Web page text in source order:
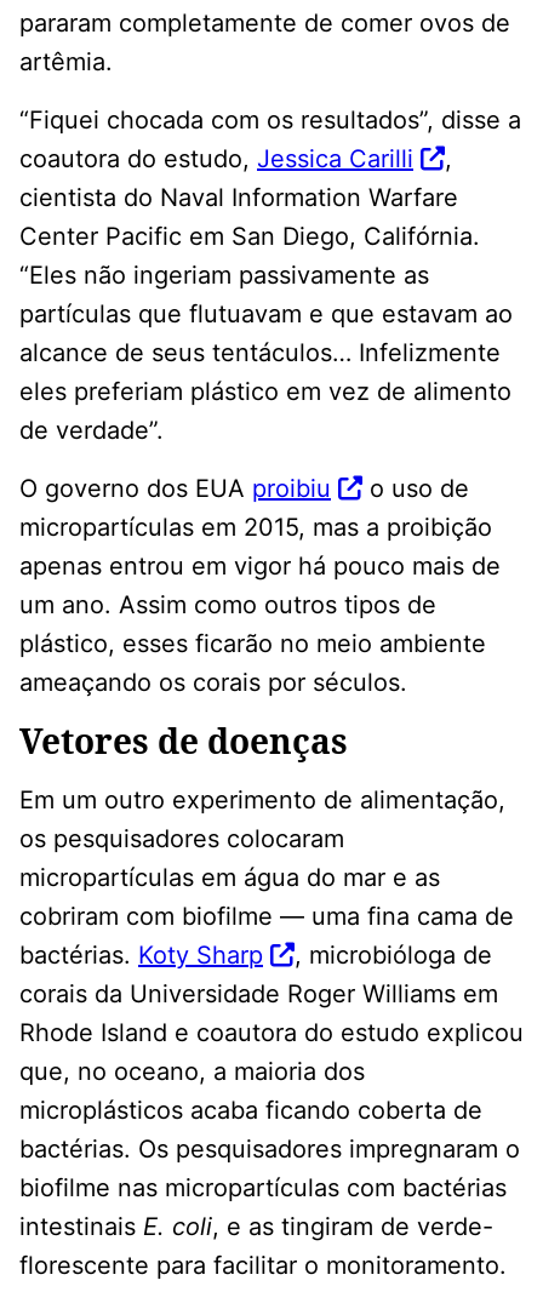
pararam completamente de comer ovos de
artêmia.
“Fiquei chocada com os resultados”, disse a
coautora do estudo, Jessica Carilli
,
cientista do Naval Information Warfare
Center Pacific em San Diego, Califórnia.
“Eles não ingeriam passivamente as
partículas que flutuavam e que estavam ao
alcance de seus tentáculos… Infelizmente
eles preferiam plástico em vez de alimento
de verdade”.
O governo dos EUA proibiu
o uso de
micropartículas em 2015, mas a proibição
apenas entrou em vigor há pouco mais de
um ano. Assim como outros tipos de
plástico, esses ficarão no meio ambiente
ameaçando os corais por séculos.
Vetores de doenças
Em um outro experimento de alimentação,
os pesquisadores colocaram
micropartículas em água do mar e as
cobriram com biofilme — uma fina cama de
bactérias. Koty Sharp
, microbióloga de
corais da Universidade Roger Williams em
Rhode Island e coautora do estudo explicou
que, no oceano, a maioria dos
microplásticos acaba ficando coberta de
bactérias. Os pesquisadores impregnaram o
biofilme nas micropartículas com bactérias
intestinais E. coli, e as tingiram de verde-
florescente para facilitar o monitoramento.